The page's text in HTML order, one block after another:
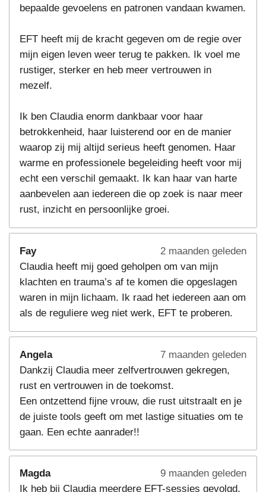
bepaalde gevoelens en patronen vandaan kwamen.
EFT heeft mij de kracht gegeven om de regie over
mijn eigen leven weer terug te pakken. Ik voel me
rustiger, sterker en heb meer vertrouwen in
mezelf.
Ik ben Claudia enorm dankbaar voor haar
betrokkenheid, haar luisterend oor en de manier
waarop zij mij altijd serieus heeft genomen. Haar
warme en professionele begeleiding heeft voor mij
echt een verschil gemaakt. Ik kan haar van harte
aanbevelen aan iedereen die op zoek is naar meer
rust, inzicht en persoonlijke groei.
Fay
2 maanden geleden
Claudia heeft mij goed geholpen om van mijn
klachten en trauma’s af te komen die opgeslagen
waren in mijn lichaam. Ik raad het iedereen aan om
als de reguliere weg niet werk, EFT te proberen.
Angela
7 maanden geleden
Dankzij Claudia meer zelfvertrouwen gekregen,
rust en vertrouwen in de toekomst.
Een ontzettend fijne vrouw, die rust uitstraalt en je
de juiste tools geeft om met lastige situaties om te
gaan. Een echte aanrader!!
Magda
9 maanden geleden
Ik heb bij Claudia meerdere EFT-sessies gevolgd,